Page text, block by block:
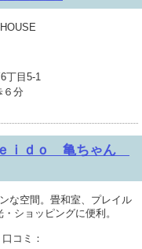
丁目5-1
６分
ｉｄｏ 亀ちゃん
な空間。畳和室、プレイル
ショッピングに便利。
口コミ：